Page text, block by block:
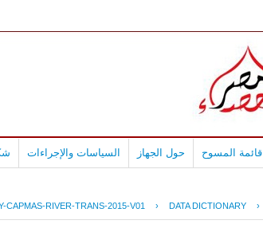
قائمة المسوح حول الجهاز السياسات والإجراءات
CAPMAS-RIVER-TRANS-2015-V01 › DATA DICTIONARY ›